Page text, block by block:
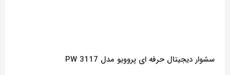
سشوار دیجیتال حرفه ای پروویو مدل PW 3117